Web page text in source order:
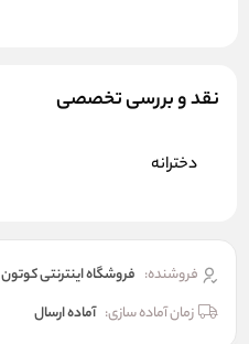
نقد و بررسی تخصصی
دخترانه
فروشنده: فروشگاه اینترنتی کوتون
زمان آماده سازی: آماده ارسال